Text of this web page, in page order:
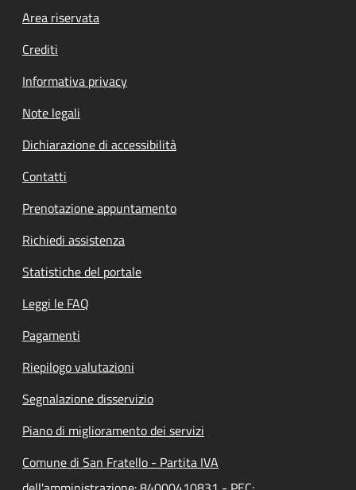
Footer menu
Area riservata
Crediti
Informativa privacy
Note legali
Dichiarazione di accessibilità
Contatti
Prenotazione appuntamento
Richiedi assistenza
Statistiche del portale
Leggi le FAQ
Pagamenti
Riepilogo valutazioni
Segnalazione disservizio
Piano di miglioramento dei servizi
Comune di San Fratello - Partita IVA